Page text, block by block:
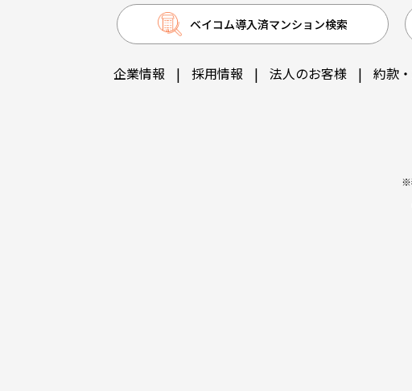
ベイコム導入済マンション検索
企業情報 | 採用情報 | 法人のお客様 | 約款
※